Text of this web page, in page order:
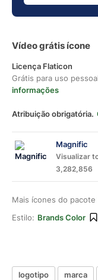
Vídeo grátis ícone
Licença Flaticon
Grátis para uso
informações
Atribuição obrigatória.
Magnific
Visualizar
3,282,856
Mais ícones do pacote
Estilo: Brands Color
logotipo marca